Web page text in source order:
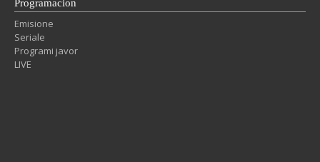
Programacion
Emisione
Seriale
Programi javor
LIVE